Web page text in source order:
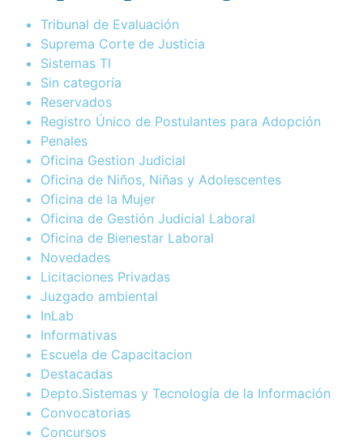
Tribunal de Evaluación
Suprema Corte de Justicia
Sistemas TI
Sin categoría
Reservados
Registro Único de Postulantes para Adopción
Penales
Oficina Gestion Judicial
Oficina de Niños, Niñas y Adolescentes
Oficina de la Mujer
Oficina de Gestión Judicial Laboral
Oficina de Bienestar Laboral
Novedades
Licitaciones Privadas
Juzgado ambiental
InLab
Informativas
Escuela de Capacitacion
Destacadas
Depto.Sistemas y Tecnología de la Información
Convocatorias
Concursos